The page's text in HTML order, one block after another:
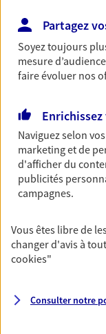
France
17 Rue Du
03120
Horaires :
Ouvre à
Partagez
Soyez toujours
mesure
faire évoluer nos
Naviguez selon
marketing et de
d'afficher du
publicités
campagnes.
Vous êtes libre de
changer d'avis à
cookies"
Consulter notre